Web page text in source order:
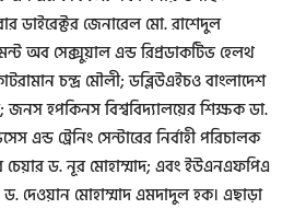
ডাইরেক্টর জেনারেল মো. রাশেদুল
অব সেক্সুয়াল এন্ড রিপ্রডাকটিভ হেলথ
চন্দ্র মৌলী; ডব্লিউএইচও বাংলাদেশ
জনস হপকিনস বিশ্ববিদ্যালয়ের শিক্ষক ডা.
এন্ড ট্রেনিং সেন্টারের নির্বাহী পরিচালক
ড. নূর মোহাম্মাদ; এবং ইউএনএফপিএ
ড. দেওয়ান মোহাম্মাদ এমদাদুল হক। এছাড়া